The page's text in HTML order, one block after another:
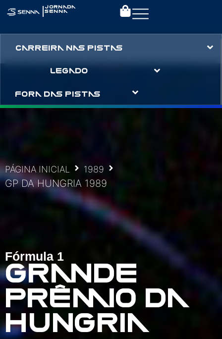
| JORNADA
SENNA
CARREIRA NAS PISTAS
LEGADO
FORA DAS PISTAS
PÁGINA INICIAL 1989
GP DA HUNGRIA 1989
Fórmula 1
GRANDE
PRÊMIO DA
HUNGRIA